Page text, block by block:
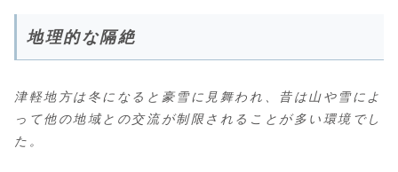
地理的な隔絶
津軽地方は冬になると豪雪に見舞われ、昔は山や雪によ
って他の地域との交流が制限されることが多い環境でし
た。